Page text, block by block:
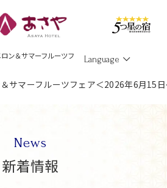
ン＆サマーフルーツフ
Language
サマーフルーツフェア＜2026年6月15
News
新着情報